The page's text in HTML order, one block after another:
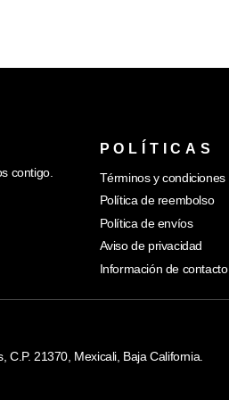
contigo.
POLÍTICAS
Términos y condiciones
Política de reembolso
Política de envíos
Aviso de privacidad
Información de contacto
C.P. 21370, Mexicali, Baja California.